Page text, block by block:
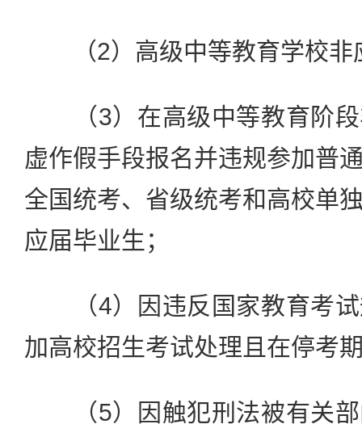
（2）高级中等教育学校非
（3）在高级中等教育阶段
虚作假手段报名并违规参加普
全国统考、省级统考和高校单
应届毕业生；
（4）因违反国家教育考试
加高校招生考试处理且在停考
（5）因触犯刑法被有关部